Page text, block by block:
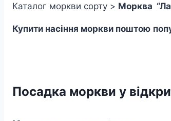
Каталог моркви сорту > Морква
Купити насіння моркви поштою
Посадка моркви у